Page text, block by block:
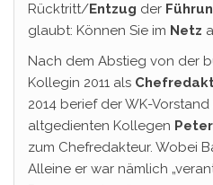
Rücktritt/Entzug der
glaubt: Können Sie im Netz
Nach dem Abstieg von der
Kollegin 2011 als
2014 berief der WK-
altgedienten Kollegen
zum Chefredakteur. Wobei
Alleine er war nämlich